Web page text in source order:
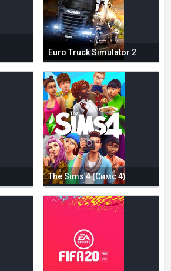
Euro Truck Simulator 2
The Sims 4 (Симс 4)